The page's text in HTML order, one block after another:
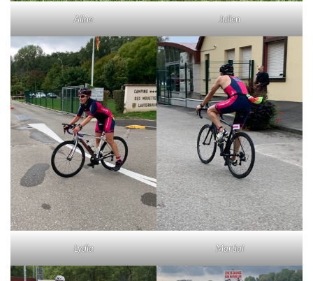
Aline Julien
Lydia Martial